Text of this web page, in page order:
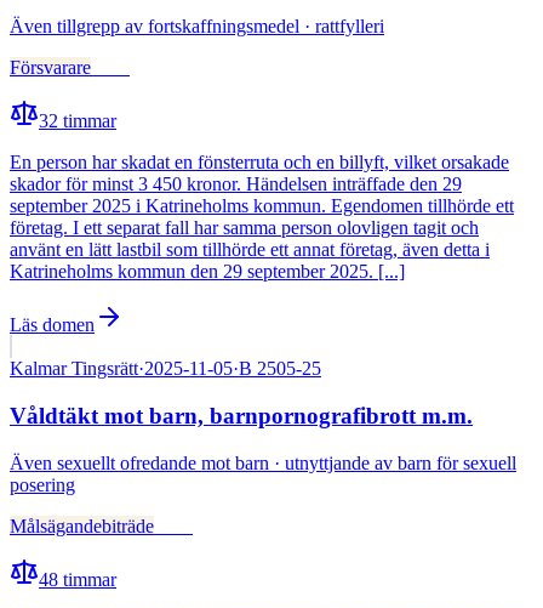
Även tillgrepp av fortskaffningsmedel · rattfylleri
Försvarare
32 timmar
En person har skadat en fönsterruta och en billyft, vilket orsakade
skador för minst 3 450 kronor. Händelsen inträffade den 29
september 2025 i Katrineholms kommun. Egendomen tillhörde ett
företag. I ett separat fall har samma person olovligen tagit och
använt en lätt lastbil som tillhörde ett annat företag, även detta i
Katrineholms kommun den 29 september 2025. [...]
Läs domen
Kalmar Tingsrätt·2025-11-05·B 2505-25
Våldtäkt mot barn, barnpornografibrott m.m.
Även sexuellt ofredande mot barn · utnyttjande av barn för sexuell
posering
Målsägandebiträde
48 timmar